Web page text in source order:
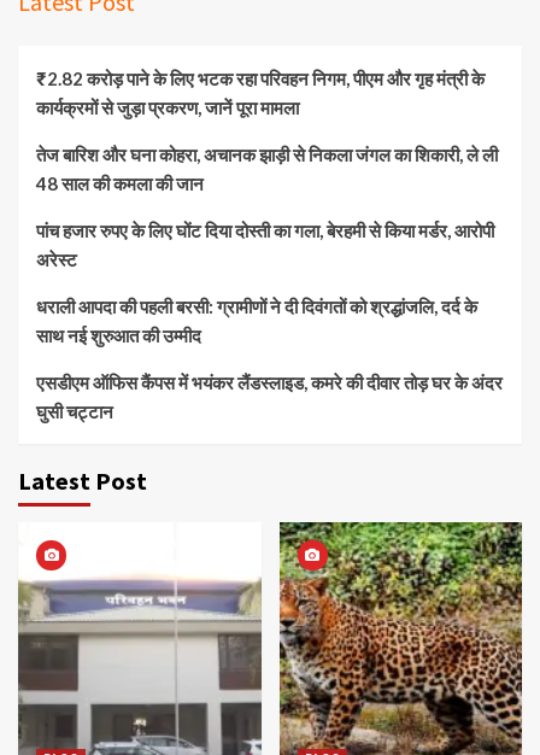
₹2.82 करोड़ पाने के लिए भटक रहा परिवहन निगम, पीएम और गृह मंत्री के
कार्यक्रमों से जुड़ा प्रकरण, जानें पूरा मामला
तेज बारिश और घना कोहरा, अचानक झाड़ी से निकला जंगल का शिकारी, ले ली
48 साल की कमला की जान
पांच हजार रुपए के लिए घोंट दिया दोस्ती का गला, बेरहमी से किया मर्डर, आरोपी
अरेस्ट
धराली आपदा की पहली बरसी: ग्रामीणों ने दी दिवंगतों को श्रद्धांजलि, दर्द के
साथ नई शुरुआत की उम्मीद
एसडीएम ऑफिस कैंपस में भयंकर लैंडस्लाइड, कमरे की दीवार तोड़ घर के अंदर
घुसी चट्टान
Latest Post